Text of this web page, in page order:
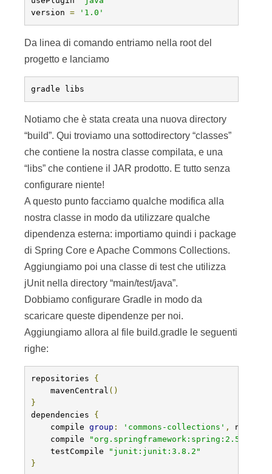
version = '1.0'
Da linea di comando entriamo nella root del
progetto e lanciamo
gradle libs
Notiamo che è stata creata una nuova directory
“build”. Qui troviamo una sottodirectory “classes”
che contiene la nostra classe compilata, e una
“libs” che contiene il JAR prodotto. E tutto senza
configurare niente!
A questo punto facciamo qualche modifica alla
nostra classe in modo da utilizzare qualche
dipendenza esterna: importiamo quindi i package
di Spring Core e Apache Commons Collections.
Aggiungiamo poi una classe di test che utilizza
jUnit nella directory “main/test/java”.
Dobbiamo configurare Gradle in modo da
scaricare queste dipendenze per noi.
Aggiungiamo allora al file build.gradle le seguenti
righe:
repositories {
mavenCentral ()
}
dependencies {
compile group : 'commons-collections' , name
compile
"org.springframework:spring:2.5.6"
testCompile
"junit:junit:3.8.2"
}